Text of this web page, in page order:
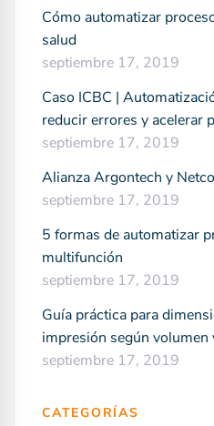
Cómo automatizar
salud
septiembre 17, 2019
Caso ICBC |
reducir errores y acelerar
septiembre 17, 2019
Alianza Argontech y
septiembre 17, 2019
5 formas de automatizar
multifunción
septiembre 17, 2019
Guía práctica para
impresión según volumen
septiembre 17, 2019
CATEGORÍAS